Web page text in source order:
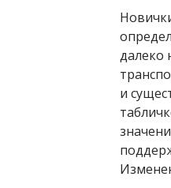
далеко
и